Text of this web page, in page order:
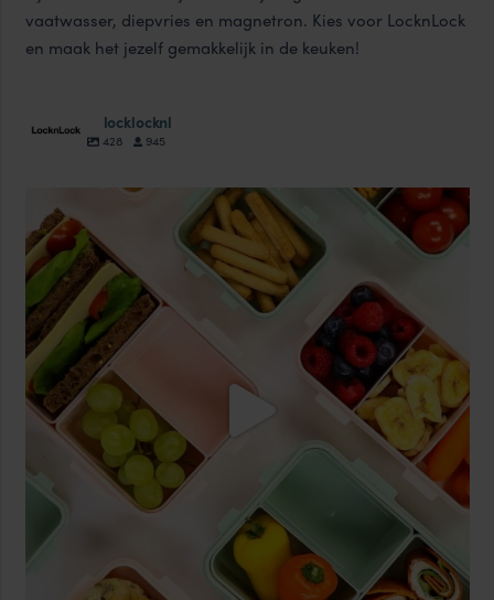
vaatwasser, diepvries en magnetron. Kies voor LocknLock
en maak het jezelf gemakkelijk in de keuken!
locklocknl
428 945
locklocknl
Aug 18